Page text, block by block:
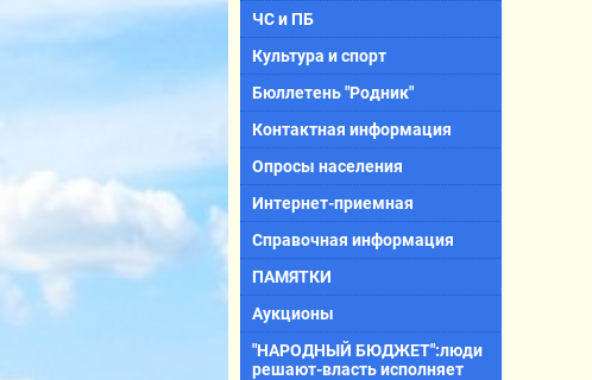
ЧС и ПБ
Культура и спорт
Бюллетень "Родник"
Контактная информация
Опросы населения
Интернет-приемная
Справочная информация
ПАМЯТКИ
Аукционы
"НАРОДНЫЙ БЮДЖЕТ":люди
решают-власть исполняет